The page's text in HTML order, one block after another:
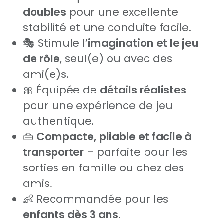
doubles pour une excellente
stabilité et une conduite facile.
🎭 Stimule l’imagination et le jeu
de rôle, seul(e) ou avec des
ami(e)s.
🎀 Équipée de détails réalistes
pour une expérience de jeu
authentique.
👜 Compacte, pliable et facile à
transporter – parfaite pour les
sorties en famille ou chez des
amis.
👶 Recommandée pour les
enfants dès 3 ans.